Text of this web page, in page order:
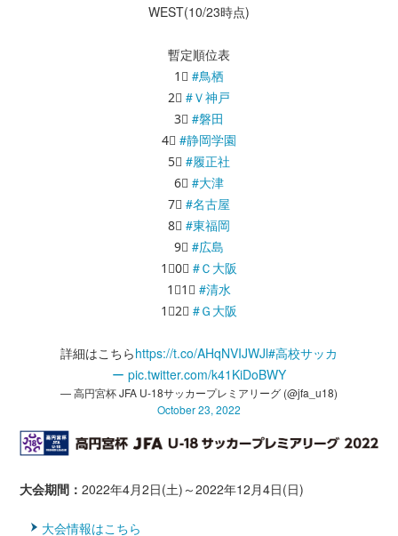
WEST(10/23時点)
暫定順位表
1⃣ #鳥栖
2⃣ #Ｖ神戸
3⃣ #磐田
4⃣ #静岡学園
5⃣ #履正社
6⃣ #大津
7⃣ #名古屋
8⃣ #東福岡
9⃣ #広島
1⃣0⃣ #Ｃ大阪
1⃣1⃣ #清水
1⃣2⃣ #Ｇ大阪
詳細はこちらhttps://t.co/AHqNVIJWJl#高校サッカ
ー pic.twitter.com/k41KiDoBWY
— 高円宮杯 JFA U-18サッカープレミアリーグ (@jfa_u18)
October 23, 2022
大会期間：2022年4月2日(土)～2022年12月4日(日)
大会情報はこちら